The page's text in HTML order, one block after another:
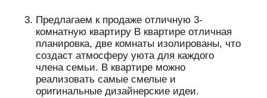
Предлагаем к продаже отличную 3-
комнатную квартиру В квартире отличная
планировка, две комнаты изолированы, что
создаст атмосферу уюта для каждого
члена семьи. В квартире можно
реализовать самые смелые и
оригинальные дизайнерские идеи.